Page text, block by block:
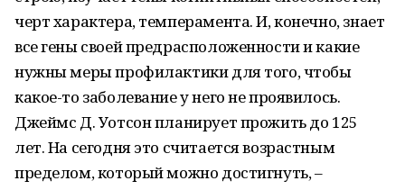
черт характера, темперамента. И, конечно, знает
все гены своей предрасположенности и какие
нужны меры профилактики для того, чтобы
какое-то заболевание у него не проявилось.
Джеймс Д. Уотсон планирует прожить до 125
лет. На сегодня это считается возрастным
пределом, который можно достигнуть, –